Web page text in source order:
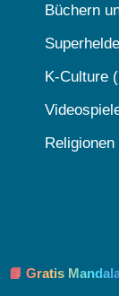
Büchern
K-Culture
Religionen
📘 Gratis